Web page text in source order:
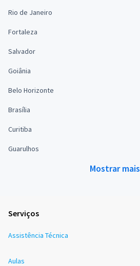
Rio de Janeiro
Fortaleza
Salvador
Goiânia
Belo Horizonte
Brasília
Curitiba
Guarulhos
Mostrar mais
Serviços
Assistência Técnica
Aulas